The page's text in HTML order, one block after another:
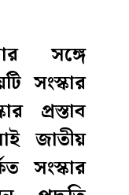
সঙ্গে
সংস্কার
প্রস্তাব
জাতীয়
সংস্কার